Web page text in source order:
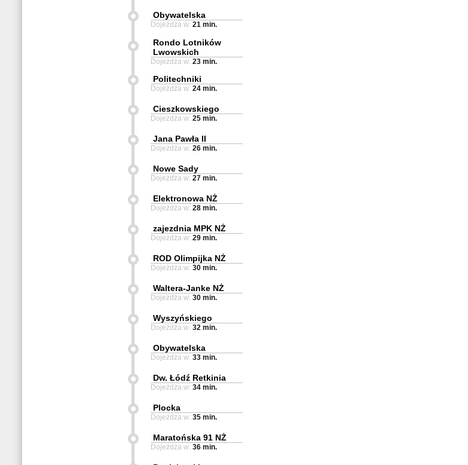
Obywatelska
Dojeżdża w: 21 min.
Rondo Lotników
Lwowskich
Dojeżdża w: 23 min.
Politechniki
Dojeżdża w: 24 min.
Cieszkowskiego
Dojeżdża w: 25 min.
Jana Pawła II
Dojeżdża w: 26 min.
Nowe Sady
Dojeżdża w: 27 min.
Elektronowa NŻ
Dojeżdża w: 28 min.
zajezdnia MPK NŻ
Dojeżdża w: 29 min.
ROD Olimpijka NŻ
Dojeżdża w: 30 min.
Waltera-Janke NŻ
Dojeżdża w: 30 min.
Wyszyńskiego
Dojeżdża w: 32 min.
Obywatelska
Dojeżdża w: 33 min.
Dw. Łódź Retkinia
Dojeżdża w: 34 min.
Plocka
Dojeżdża w: 35 min.
Maratońska 91 NŻ
Dojeżdża w: 36 min.